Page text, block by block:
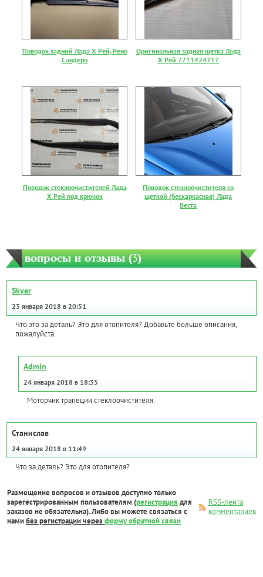
Поводок задний Лада Х Рей, Рено
Сандеро
Оригинальная задняя щетка Лада
Х Рей 7711424717
Поводок стеклоочистителей Лада
Х Рей под крючок
Поводок стеклоочистителя со
щеткой (бескаркасная) Лада
Веста
вопросы и отзывы (3)
Skyer
23 января 2018 в 20:51
Что это за деталь? Это для отопителя? Добавьте больше описания,
пожалуйста.
Admin
24 января 2018 в 18:35
Моторчик трапеции стеклоочистителя.
Станислав
24 января 2018 в 11:49
Что за деталь? Это для отопителя?
Размещение вопросов и отзывов доступно только
зарегестрированным пользователям (регистрация для
заказов не обязательна). Либо вы можете связаться с
намибез регистрации через форму обратной связи
RSS-лента
комментариев